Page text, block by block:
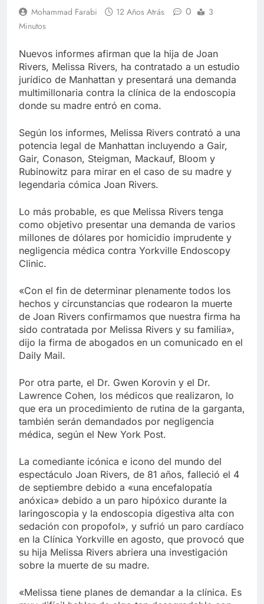
Pharma Flex RX en
Crucero en México te
lleva a lugares
paranormales con
binoculares de visión
nocturna y reuniones de
secuestrados
7 Años Atrás
La Inteligencia Artificial
deepfake de Samsung
fabrica un clip de
sola foto
Mohammad Farabi 12 Años Atrás 0
3
Minutos
Nuevos informes afirman que la hija de Joan
Rivers, Melissa Rivers, ha contratado a un estudio
jurídico de Manhattan y presentará una demanda
multimillonaria contra la clínica de la endoscopia
donde su madre entró en coma.
Según los informes, Melissa Rivers contrató a una
potencia legal de Manhattan incluyendo a Gair,
Gair, Conason, Steigman, Mackauf, Bloom y
Rubinowitz para mirar en el caso de su madre y
legendaria cómica Joan Rivers.
Lo más probable, es que Melissa Rivers tenga
como objetivo presentar una demanda de varios
millones de dólares por homicidio imprudente y
negligencia médica contra Yorkville Endoscopy
Clinic.
«Con el fin de determinar plenamente todos los
hechos y circunstancias que rodearon la muerte
de Joan Rivers confirmamos que nuestra firma ha
sido contratada por Melissa Rivers y su familia»,
dijo la firma de abogados en un comunicado en el
Daily Mail.
Por otra parte, el Dr. Gwen Korovin y el Dr.
Lawrence Cohen, los médicos que realizaron, lo
que era un procedimiento de rutina de la garganta,
también serán demandados por negligencia
médica, según el New York Post.
La comediante icónica e icono del mundo del
espectáculo Joan Rivers, de 81 años, falleció el 4
de septiembre debido a «una encefalopatía
anóxica» debido a un paro hipóxico durante la
laringoscopia y la endoscopia digestiva alta con
sedación con propofol», y sufrió un paro cardíaco
en la Clínica Yorkville en agosto, que provocó que
su hija Melissa Rivers abriera una investigación
sobre la muerte de su madre.
«Melissa tiene planes de demandar a la clínica. Es